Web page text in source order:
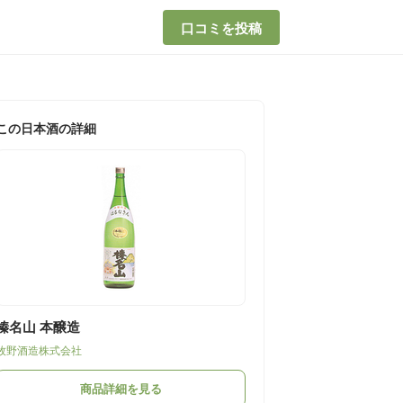
口コミを投稿
の日本酒の詳細
名山 本醸造
野酒造株式会社
商品詳細を見る